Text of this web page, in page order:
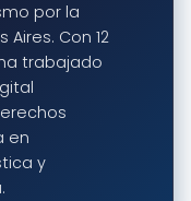
por la
Aires. Con 12
trabajado
en
y